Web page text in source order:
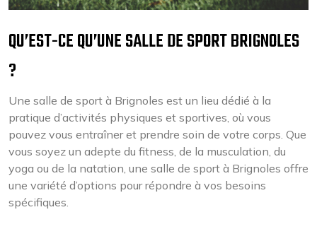
QU’EST-CE QU’UNE SALLE DE SPORT BRIGNOLES
?
Une salle de sport à Brignoles est un lieu dédié à la
pratique d’activités physiques et sportives, où vous
pouvez vous entraîner et prendre soin de votre corps. Que
vous soyez un adepte du fitness, de la musculation, du
yoga ou de la natation, une salle de sport à Brignoles offre
une variété d’options pour répondre à vos besoins
spécifiques.